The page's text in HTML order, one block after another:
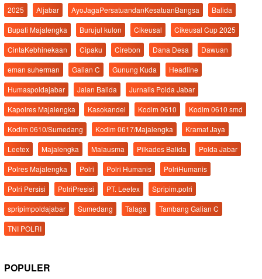
2025 Aljabar AyoJagaPersatuandanKesatuanBangsa
Balida
Bupati Majalengka
Burujul kulon Cikeusal
Cikeusal Cup 2025
CintaKebhinekaan
Cipaku Cirebon Dana Desa
Dawuan
eman suherman
Galian C Gunung Kuda
Headline
Humaspoldajabar
Jalan Balida
Jurnalis Polda Jabar
Kapolres Majalengka
Kasokandel Kodim 0610
Kodim 0610 smd
Kodim 0610/Sumedang
Kodim 0617/Majalengka
Kramat Jaya
Leetex
Majalengka Malausma Pilkades Balida
Polda Jabar
Polres Majalengka
Polri Polri Humanis
PolriHumanis
Polri Persisi
PolriPresisi PT. Leetex
Spripim.polri
spripimpoldajabar
Sumedang Talaga
Tambang Galian C
TNI POLRI
POPULER